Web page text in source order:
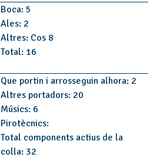
Boca: 5
Ales: 2
Altres: Cos 8
Total: 16
Que portin i arrosseguin alhora: 2
Altres portadors: 20
Músics: 6
Pirotècnics:
Total components actius de la
colla: 32